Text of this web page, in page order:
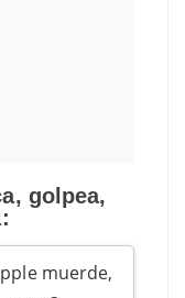
golpea,
muerde,